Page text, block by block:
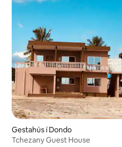
Gestahús í Dondo
Tchezany Guest House